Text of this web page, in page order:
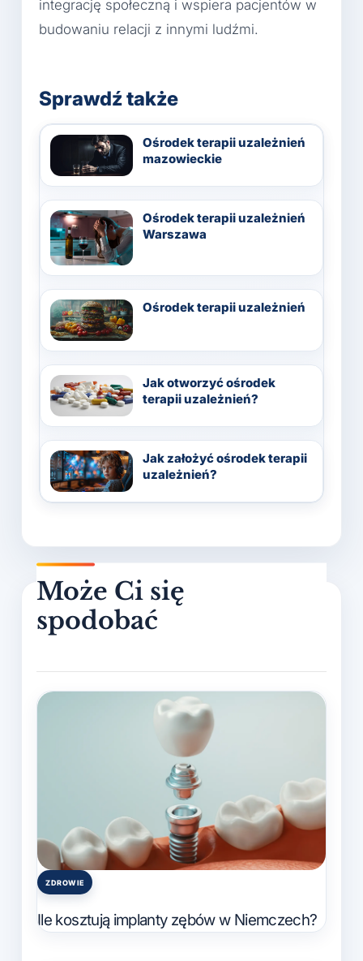
integrację społeczną i wspiera pacjentów w
budowaniu relacji z innymi ludźmi.
Sprawdź także
Ośrodek terapii uzależnień
mazowieckie
Ośrodek terapii uzależnień
Warszawa
Ośrodek terapii uzależnień
Jak otworzyć ośrodek
terapii uzależnień?
Jak założyć ośrodek terapii
uzależnień?
Posted
ZDROWIE
Ile kosztują implanty zębów w Niemczech?